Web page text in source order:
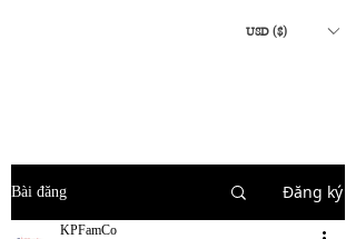
USD ($)
Bài đăng Đăng ký
KPFamCo